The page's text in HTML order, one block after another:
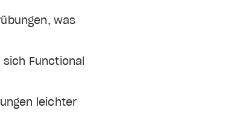
was
Functional
leichter